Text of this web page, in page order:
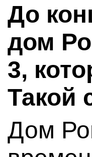
До
дом
3,
Такой
Дом